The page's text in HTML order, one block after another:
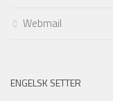
Webmail
ENGELSK SETTER